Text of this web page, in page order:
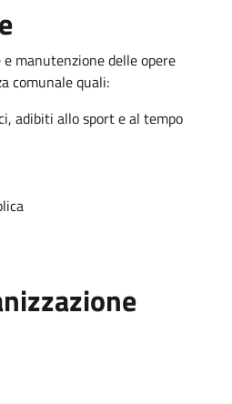
manutenzione delle opere
comunale quali:
adibiti allo sport e al tempo